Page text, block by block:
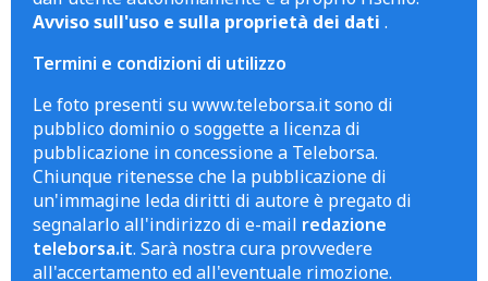
Avviso sull'uso e sulla proprietà dei dati .
Termini e condizioni di utilizzo
Le foto presenti su www.teleborsa.it sono di
pubblico dominio o soggette a licenza di
pubblicazione in concessione a Teleborsa.
Chiunque ritenesse che la pubblicazione di
un'immagine leda diritti di autore è pregato di
segnalarlo all'indirizzo di e-mail redazione
teleborsa.it. Sarà nostra cura provvedere
all'accertamento ed all'eventuale rimozione.